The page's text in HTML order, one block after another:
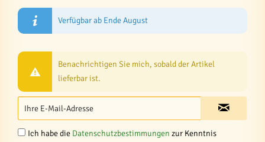
Verfügbar ab Ende August
Benachrichtigen Sie mich, sobald der Artikel
lieferbar ist.
Ich habe die Datenschutzbestimmungen zur Kenntnis